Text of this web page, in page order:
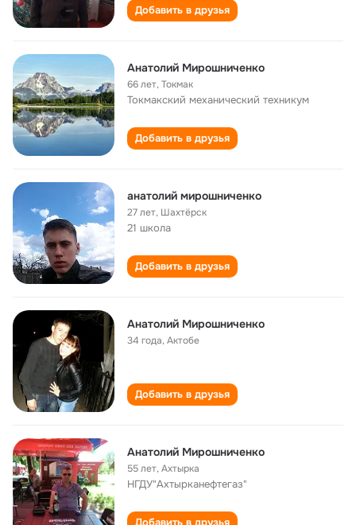
Добавить в друзья
Анатолий Мирошниченко
66 лет,Токмак
Токмакский механический техникум
Добавить в друзья
анатолий мирошниченко
27 лет, Шахтёрск
21 школа
Добавить в друзья
Анатолий Мирошниченко
34 года,Актобе
Добавить в друзья
Анатолий Мирошниченко
55 лет,Ахтырка
НГДУ"Ахтырканефтегаз"
Добавить в друзья